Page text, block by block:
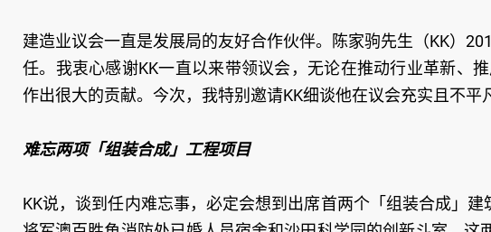
建造业议会一直是发展局的友好合作伙伴。陈家驹先生（KK）
任。我衷心感谢KK一直以来带领议会，无论在推动行业革新、
作出很大的贡献。今次，我特别邀请KK细谈他在议会充实且不平
难忘两项「组装合成」工程项目
KK说，谈到任内难忘事，必定会想到出席首两个「组装合成」